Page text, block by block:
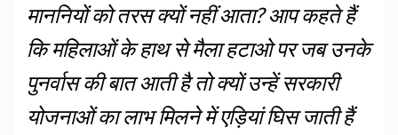
माननियों को तरस क्यों नहीं आता? आप कहते हैं
कि महिलाओं के हाथ से मैला हटाओ पर जब उनके
पुनर्वास की बात आती है तो क्यों उन्हें सरकारी
योजनाओं का लाभ मिलने में एड़ियां घिस जाती हैं